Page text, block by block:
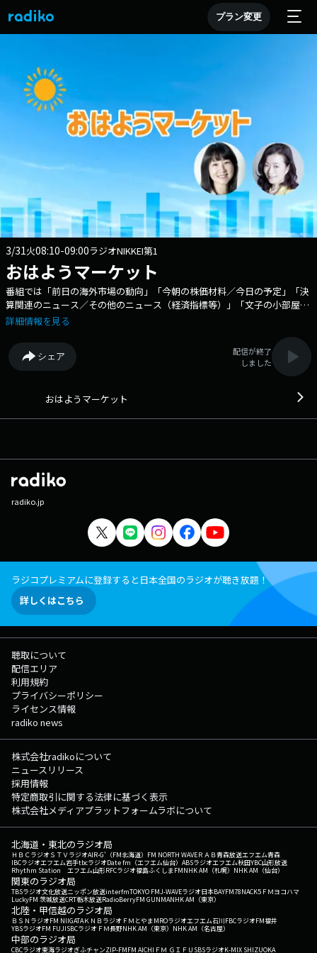
プラン変更
3/31火08:10-09:00ラジオNIKKEI第1
おはようマーケット
番組では「前日の海外市場の動向」「今朝の株価材料／今日の予定」「決
算関連のニュース／その他のニュース（経済指標等）」「文子の小部屋」
「日経平均先物の動向」などをお伝えします。 本日の詳しい出演者の情
ャスターは叶内文子アナウンサーです。 番組X（旧Twitter）アカウン
ト： https://twitter.com/rn_ohayo
詳細情報を見る
シェア
配信が終了
しました
おはようマーケット
radiko.jp
ラジコプレミアムに登録すると日本全国のラジオが聴き放題！
詳しくはこちら
聴取について
配信エリア
利用規約
プライバシーポリシー
ライセンス情報
radiko news
株式会社radikoについて
ニュースリリース
採用情報
特定商取引に関する法律に基づく表示
株式会社メディアプラットフォームラボについて
北海道・東北のラジオ局
ＨＢＣラジオＳＴＶラジオAIR-G'（FM北海道） FM NORTH WAVEＲＡＢ青森放送エフエム青森
IBCラジオエフエム岩手tbcラジオDate fm（エフエム仙台） ABSラジオエフエム秋田YBC山形放送
Rhythm Station エフエム山形RFCラジオ福島ふくしまFMNHK AM（札幌） NHK AM（仙台）
関東のラジオ局
TBSラジオ文化放送ニッポン放送interfmTOKYO FMJ-WAVEラジオ日本BAYFM78NACK5 ＦＭヨコハマ
LuckyFM 茨城放送CRT栃木放送RadioBerryFM GUNMANHK AM（東京）
北陸・甲信越のラジオ局
ＢＳＮラジオFM NIIGATAＫＮＢラジオ ＦＭとやまMROラジオエフエム石川FBCラジオFM福井
YBSラジオFM FUJISBCラジオ ＦＭ長野NHK AM（東京） NHK AM（名古屋）
中部のラジオ局
CBCラジオ東海ラジオぎふチャンZIP-FMFM AICHI ＦＭ ＧＩＦＵ SBSラジオK-MIX SHIZUOKA